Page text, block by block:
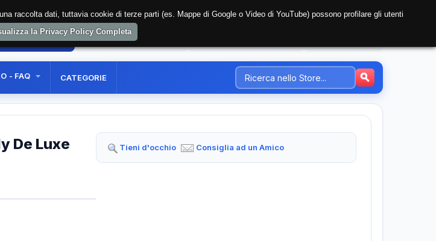
AREA RISERVATA REGISTRAZIONE UTENTE
- FAQ CATEGORIE
De Luxe
Tieni d'occhio Consiglia ad un Amico
raccolta dati, tuttavia cookie di terze parti (es. Mappe di Google o Video di YouTube) possono profilare gli utenti
la Privacy Policy Completa